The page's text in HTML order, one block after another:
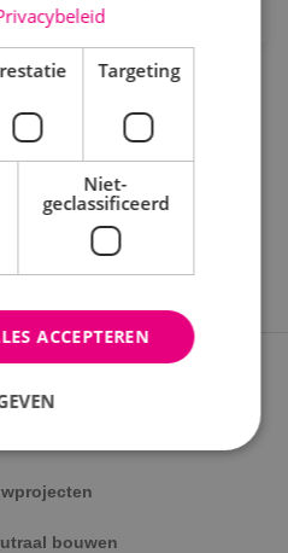
bouwen
Targeting
Niet-
geclassificeerd
ACCEPTEREN
Prestatie
Niet-geclassificeerd